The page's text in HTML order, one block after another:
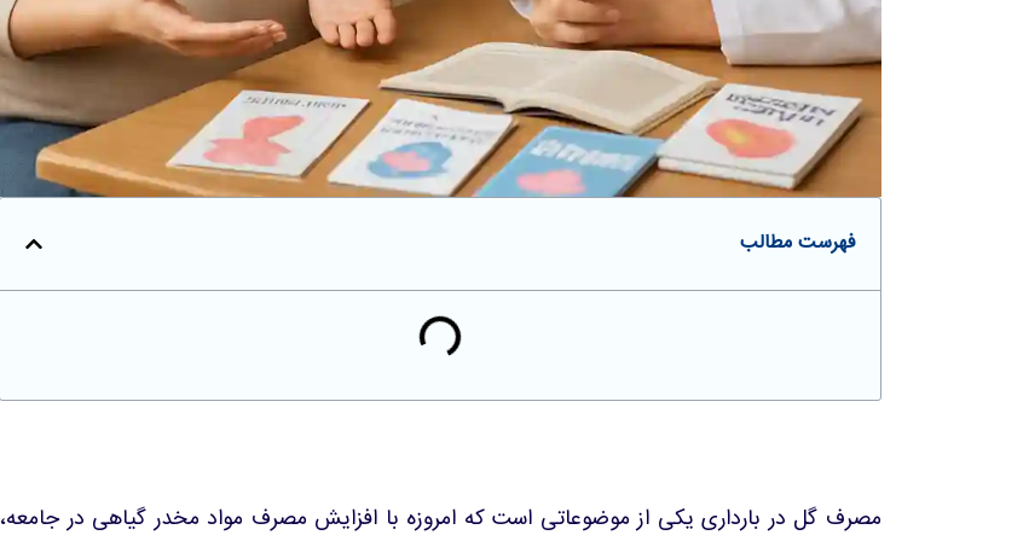
فهرست مطالب
مصرف گل در بارداری یکی از موضوعاتی است که امروزه با افزایش مصرف مواد مخدر گیاهی در جامعه،